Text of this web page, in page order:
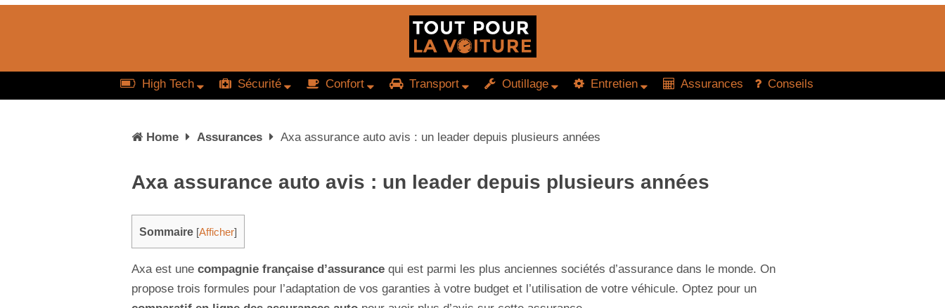
High Tech Sécurité Confort Transport Outillage Entretien Assurances Conseils
Home Assurances Axa assurance auto avis : un leader depuis plusieurs années
Axa assurance auto avis : un leader depuis plusieurs années
Sommaire [Afficher]
Axa est une compagnie française d’assurance qui est parmi les plus anciennes sociétés d’assurance dans le monde. On
propose trois formules pour l’adaptation de vos garanties à votre budget et l’utilisation de votre véhicule. Optez pour un